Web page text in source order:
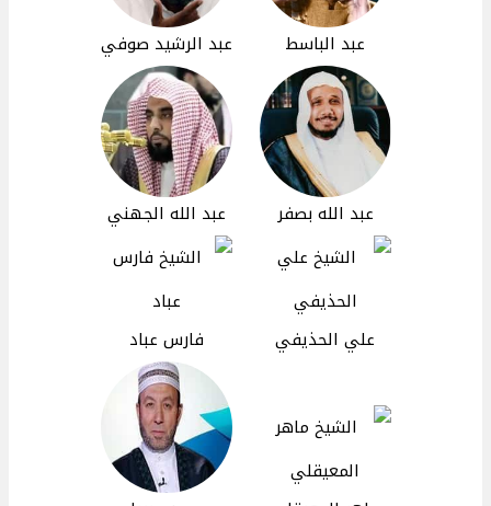
عبد الباسط عبد الرشيد صوفي
عبد الله بصفر عبد الله الجهني
علي الحذيفي فارس عباد